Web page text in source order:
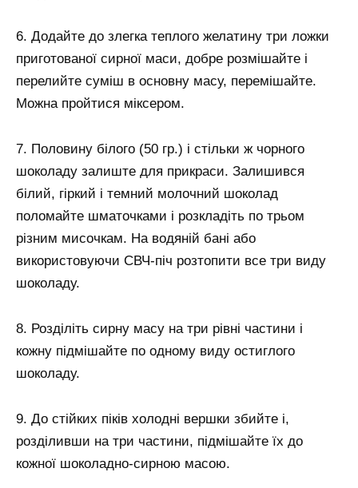
6. Додайте до злегка теплого желатину три ложки
приготованої сирної маси, добре розмішайте і
перелийте суміш в основну масу, перемішайте.
Можна пройтися міксером.
7. Половину білого (50 гр.) і стільки ж чорного
шоколаду залиште для прикраси. Залишився
білий, гіркий і темний молочний шоколад
поломайте шматочками і розкладіть по трьом
різним мисочкам. На водяній бані або
використовуючи СВЧ-піч розтопити все три виду
шоколаду.
8. Розділіть сирну масу на три рівні частини і
кожну підмішайте по одному виду остиглого
шоколаду.
9. До стійких піків холодні вершки збийте і,
розділивши на три частини, підмішайте їх до
кожної шоколадно-сирною масою.